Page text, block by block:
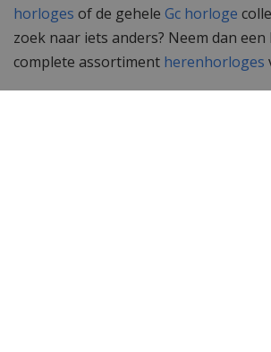
horloges of de gehele Gc horloge
zoek naar iets anders? Neem dan
complete assortiment herenhorloges